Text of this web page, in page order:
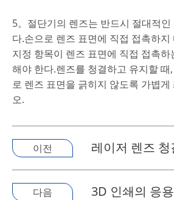
5。절단기의 렌즈는 반드시 절대적
다.손으로 렌즈 표면에 직접 접촉하지
지정 항목이 렌즈 표면에 직접 접촉하
해야 한다.렌즈를 청결하고 유지할 때
로 렌즈 표면을 긁히지 않도록 가볍게
오.
이전 레이저 렌즈 청
다음 3D 인쇄의 응용